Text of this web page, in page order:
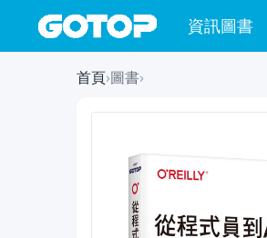
資訊圖書
首頁›圖書›